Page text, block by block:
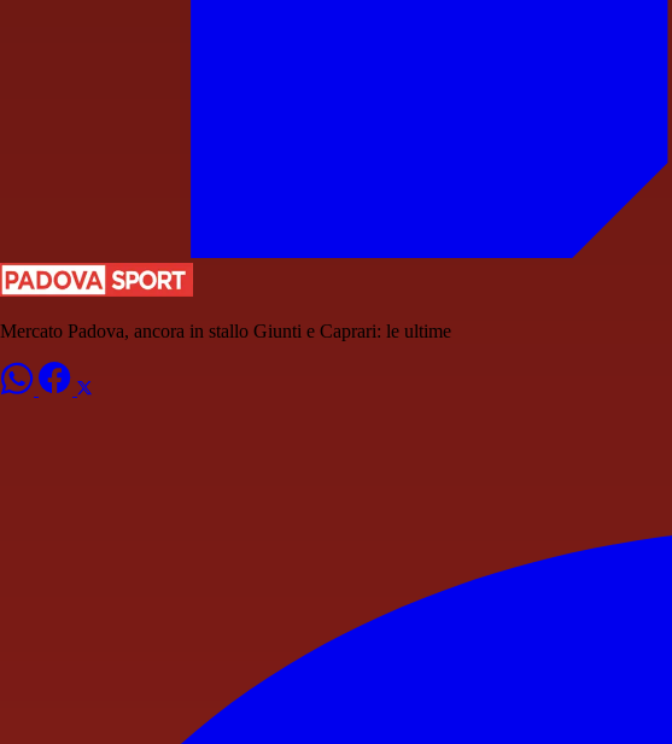
Mercato Padova, ancora in stallo Giunti e Caprari: le ultime